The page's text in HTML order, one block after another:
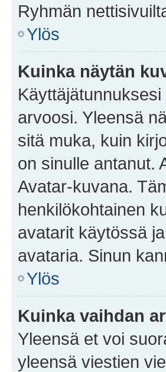
Ryhmän
Ylös
Kuinka näytän
arvoosi. Yleensä
sitä muka, kuin
on sinulle antanut.
Avatar-kuvana.
henkilökohtainen
avatarit käytössä
avataria. Sinun
Ylös
Kuinka vaihdan
Yleensä et voi
yleensä viestien